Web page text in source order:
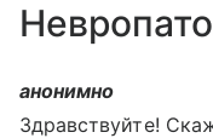
анонимно
Здравствуйте!